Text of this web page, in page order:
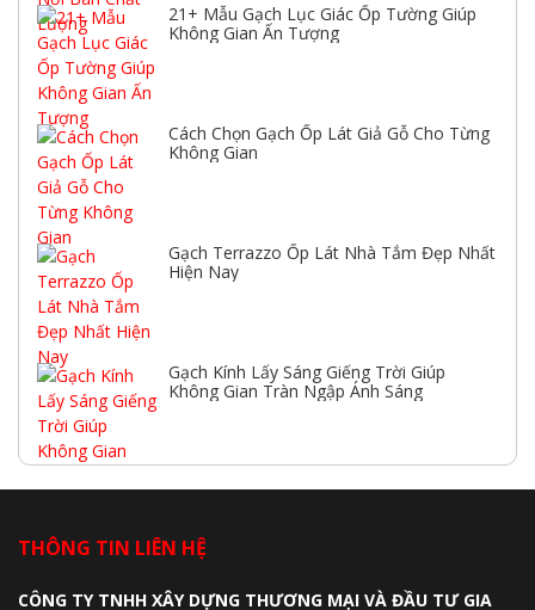
21+ Mẫu Gạch Lục Giác Ốp Tường Giúp
Không Gian Ấn Tượng
Cách Chọn Gạch Ốp Lát Giả Gỗ Cho Từng
Không Gian
Gạch Terrazzo Ốp Lát Nhà Tắm Đẹp Nhất
Hiện Nay
Gạch Kính Lấy Sáng Giếng Trời Giúp
Không Gian Tràn Ngập Ánh Sáng
THÔNG TIN LIÊN HỆ
CÔNG TY TNHH XÂY DỰNG THƯƠNG MẠI VÀ ĐẦU TƯ GIA